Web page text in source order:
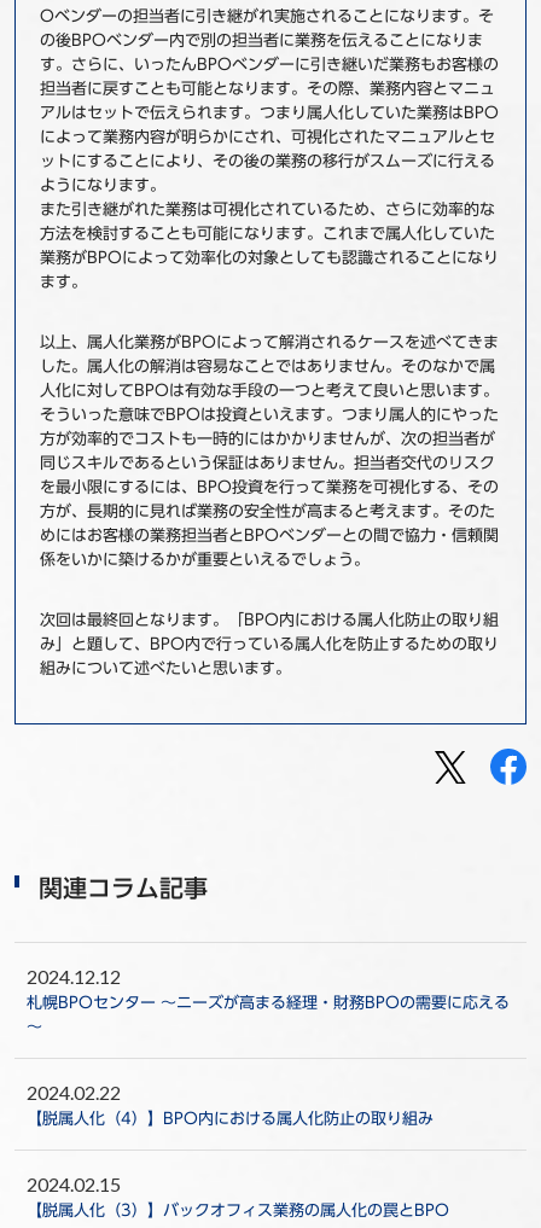
Oベンダーの担当者に引き継がれ実施されることになります。そ
の後BPOベンダー内で別の担当者に業務を伝えることになりま
す。さらに、いったんBPOベンダーに引き継いだ業務もお客様の
担当者に戻すことも可能となります。その際、業務内容とマニュ
アルはセットで伝えられます。つまり属人化していた業務はBPO
によって業務内容が明らかにされ、可視化されたマニュアルとセ
ットにすることにより、その後の業務の移行がスムーズに行える
ようになります。
また引き継がれた業務は可視化されているため、さらに効率的な
方法を検討することも可能になります。これまで属人化していた
業務がBPOによって効率化の対象としても認識されることになり
ます。
以上、属人化業務がBPOによって解消されるケースを述べてきま
した。属人化の解消は容易なことではありません。そのなかで属
人化に対してBPOは有効な手段の一つと考えて良いと思います。
そういった意味でBPOは投資といえます。つまり属人的にやった
方が効率的でコストも一時的にはかかりませんが、次の担当者が
同じスキルであるという保証はありません。担当者交代のリスク
を最小限にするには、BPO投資を行って業務を可視化する、その
方が、長期的に見れば業務の安全性が高まると考えます。そのた
めにはお客様の業務担当者とBPOベンダーとの間で協力・信頼関
係をいかに築けるかが重要といえるでしょう。
次回は最終回となります。「BPO内における属人化防止の取り組
み」と題して、BPO内で行っている属人化を防止するための取り
組みについて述べたいと思います。
関連コラム記事
2024.12.12
札幌BPOセンター ～ニーズが高まる経理・財務BPOの需要に応える
～
2024.02.22
【脱属人化（4）】BPO内における属人化防止の取り組み
2024.02.15
【脱属人化（3）】バックオフィス業務の属人化の罠とBPO